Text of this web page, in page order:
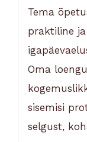
Tema
praktiline
Oma
sisemisi
selgust,